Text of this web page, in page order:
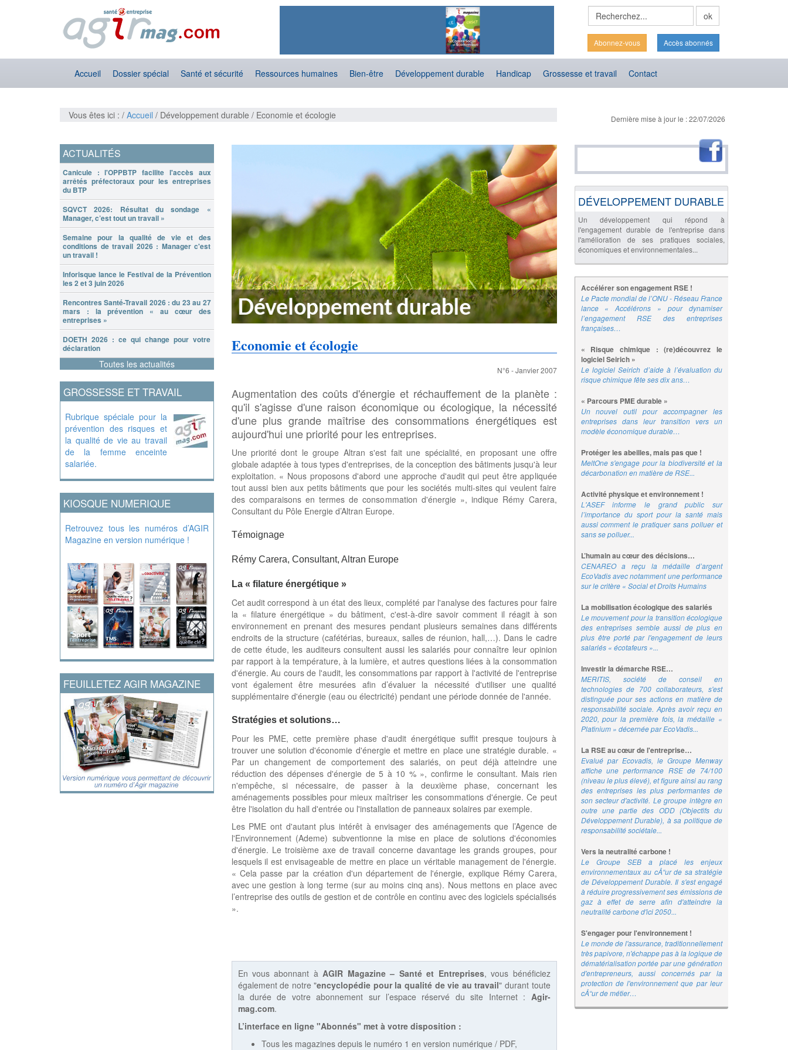
Abonnez-vous Accès abonnés
Accueil Dossier spécial Santé et sécurité Ressources humaines Bien-être Développement durable Handicap Grossesse et travail Contact
Vous êtes ici : / Accueil / Développement durable / Economie et écologie Dernière mise à jour le : 22/07/2026
ACTUALITÉS
Canicule : l'OPPBTP facilite l'accès aux
arrêtés préfectoraux pour les entreprises
du BTP
SQVCT 2026: Résultat du sondage «
Manager, c’est tout un travail »
Semaine pour la qualité de vie et des
conditions de travail 2026 : Manager c'est
un travail !
Inforisque lance le Festival de la Prévention
les 2 et 3 juin 2026
Rencontres Santé-Travail 2026 : du 23 au 27
mars : la prévention « au cœur des
entreprises »
DOETH 2026 : ce qui change pour votre
déclaration
Toutes les actualités
GROSSESSE ET TRAVAIL
Rubrique spéciale pour la
prévention des risques et
la qualité de vie au travail
de la femme enceinte
salariée.
KIOSQUE NUMERIQUE
Retrouvez tous les numéros d’AGIR
Magazine en version numérique !
FEUILLETEZ AGIR MAGAZINE
Economie et écologie
N°6 - Janvier 2007
Augmentation des coûts d'énergie et réchauffement de la planète :
qu'il s'agisse d'une raison économique ou écologique, la nécessité
d'une plus grande maîtrise des consommations énergétiques est
aujourd'hui une priorité pour les entreprises.
Une priorité dont le groupe Altran s'est fait une spécialité, en proposant une offre
globale adaptée à tous types d'entreprises, de la conception des bâtiments jusqu'à leur
exploitation. « Nous proposons d'abord une approche d'audit qui peut être appliquée
tout aussi bien aux petits bâtiments que pour les sociétés multi-sites qui veulent faire
des comparaisons en termes de consommation d'énergie », indique Rémy Carera,
Consultant du Pôle Energie d’Altran Europe.
Témoignage
Rémy Carera, Consultant, Altran Europe
La « filature énergétique »
Cet audit correspond à un état des lieux, complété par l'analyse des factures pour faire
la « filature énergétique » du bâtiment, c'est-à-dire savoir comment il réagit à son
environnement en prenant des mesures pendant plusieurs semaines dans différents
endroits de la structure (cafétérias, bureaux, salles de réunion, hall,…). Dans le cadre
de cette étude, les auditeurs consultent aussi les salariés pour connaître leur opinion
par rapport à la température, à la lumière, et autres questions liées à la consommation
d'énergie. Au cours de l'audit, les consommations par rapport à l'activité de l'entreprise
vont également être mesurées afin d’évaluer la nécessité d'utiliser une qualité
supplémentaire d'énergie (eau ou électricité) pendant une période donnée de l'année.
Stratégies et solutions…
Pour les PME, cette première phase d'audit énergétique suffit presque toujours à
trouver une solution d'économie d'énergie et mettre en place une stratégie durable. «
Par un changement de comportement des salariés, on peut déjà atteindre une
réduction des dépenses d'énergie de 5 à 10 % », confirme le consultant. Mais rien
n'empêche, si nécessaire, de passer à la deuxième phase, concernant les
aménagements possibles pour mieux maîtriser les consommations d'énergie. Ce peut
être l'isolation du hall d'entrée ou l'installation de panneaux solaires par exemple.
Les PME ont d'autant plus intérêt à envisager des aménagements que l’Agence de
l'Environnement (Ademe) subventionne la mise en place de solutions d'économies
d'énergie. Le troisième axe de travail concerne davantage les grands groupes, pour
lesquels il est envisageable de mettre en place un véritable management de l'énergie.
« Cela passe par la création d'un département de l'énergie, explique Rémy Carera,
avec une gestion à long terme (sur au moins cinq ans). Nous mettons en place avec
l’entreprise des outils de gestion et de contrôle en continu avec des logiciels spécialisés
».
En vous abonnant àAGIR Magazine – Santé et Entreprises, vous bénéficiez
également de notre "encyclopédie pour la qualité de vie au travail" durant toute
la durée de votre abonnement sur l’espace réservé du site Internet : Agir-
mag.com.
L’interface en ligne "Abonnés" met à votre disposition :
Tous les magazines depuis le numéro 1 en version numérique / PDF,
DÉVELOPPEMENT DURABLE
Un développement qui répond à
l'engagement durable de l'entreprise dans
l'amélioration de ses pratiques sociales,
économiques et environnementales...
Accélérer son engagement RSE !
Le Pacte mondial de l’ONU - Réseau France
lance « Accélérons » pour dynamiser
l’engagement RSE des entreprises
françaises…
« Risque chimique : (re)découvrez le
logiciel Seirich »
Le logiciel Seirich d’aide à l’évaluation du
risque chimique fête ses dix ans…
« Parcours PME durable »
Un nouvel outil pour accompagner les
entreprises dans leur transition vers un
modèle économique durable…
Protéger les abeilles, mais pas que !
MeltOne s'engage pour la biodiversité et la
décarbonation en matière de RSE...
Activité physique et environnement !
L'ASEF informe le grand public sur
l’importance du sport pour la santé mais
aussi comment le pratiquer sans polluer et
sans se polluer...
L’humain au cœur des décisions…
CENAREO a reçu la médaille d’argent
EcoVadis avec notamment une performance
sur le critère « Social et Droits Humains
La mobilisation écologique des salariés
Le mouvement pour la transition écologique
des entreprises semble aussi de plus en
plus être porté par l'engagement de leurs
salariés « écotafeurs »...
Investir la démarche RSE…
MERITIS, société de conseil en
technologies de 700 collaborateurs, s'est
distinguée pour ses actions en matière de
responsabilité sociale. Après avoir reçu en
2020, pour la première fois, la médaille «
Platinium » décernée par EcoVadis...
La RSE au cœur de l'entreprise…
Evalué par Ecovadis, le Groupe Menway
affiche une performance RSE de 74/100
(niveau le plus élevé), et figure ainsi au rang
des entreprises les plus performantes de
son secteur d'activité. Le groupe intègre en
outre une partie des ODD (Objectifs du
Développement Durable), à sa politique de
responsabilité sociétale...
Vers la neutralité carbone !
Le Groupe SEB a placé les enjeux
environnementaux au cÅ“ur de sa stratégie
de Développement Durable. Il s'est engagé
à réduire progressivement ses émissions de
gaz à effet de serre afin d'atteindre la
neutralité carbone d'ici 2050...
S'engager pour l'environnement !
Le monde de l'assurance, traditionnellement
très papivore, n'échappe pas à la logique de
dématérialisation portée par une génération
d'entrepreneurs, aussi concernés par la
protection de l'environnement que par leur
cÅ“ur de métier…